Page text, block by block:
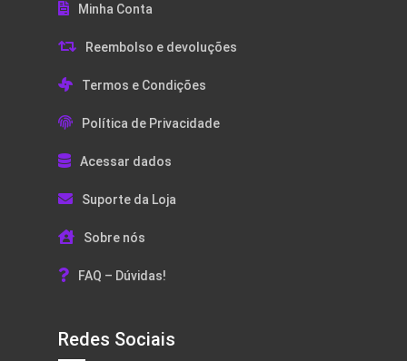
Minha Conta
Reembolso e devoluções
Termos e Condições
Política de Privacidade
Acessar dados
Suporte da Loja
Sobre nós
FAQ – Dúvidas!
Redes Sociais